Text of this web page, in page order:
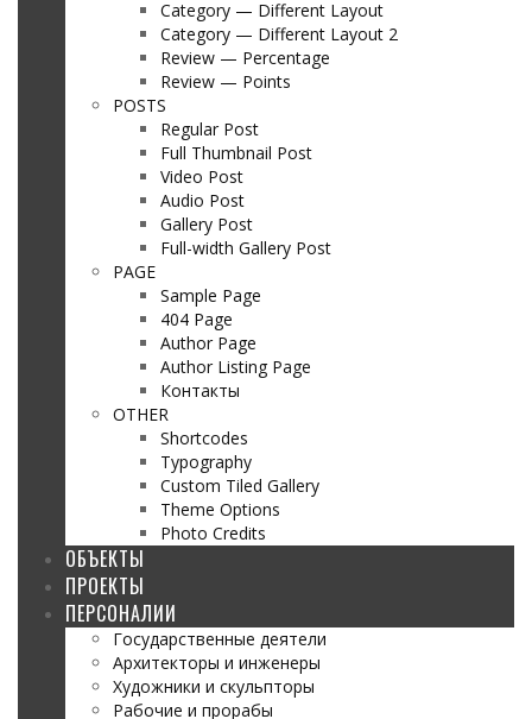
Category — Different Layout
Category — Different Layout 2
Review — Percentage
Review — Points
POSTS
Regular Post
Full Thumbnail Post
Video Post
Audio Post
Gallery Post
Full-width Gallery Post
PAGE
Sample Page
404 Page
Author Page
Author Listing Page
Контакты
OTHER
Shortcodes
Typography
Custom Tiled Gallery
Theme Options
Photo Credits
ОБЪЕКТЫ
ПРОЕКТЫ
ПЕРСОНАЛИИ
Государственные деятели
Архитекторы и инженеры
Художники и скульпторы
Рабочие и прорабы